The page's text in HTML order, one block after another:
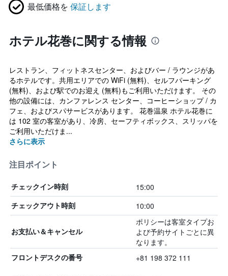
最低価格を 保証します
ホテル花巻に関する情報
レストラン、フィットネスセンター、およびバー / ラウンジがあ
るホテルです。共用エリアでの WiFi (無料)、セルフパーキング
(無料)、および駅でのお迎え (無料)もご利用いただけます。 その
他の設備には、カンファレンス センター、コーヒーショップ / カ
フェ、およびスパサービスがあります。 花巻温泉 ホテル花巻に
は 102 室の客室があり、冷房、セーフティボックス、スリッパを
ご利用いただけま...
さらに表示
注目ポイント
チェックイン時刻 15:00
チェックアウト時刻 10:00
お支払い＆キャンセル
ポリシーは客室タイプお
よび予約サイトごとに異
なります。
フロントデスクの番号 +81 198 372 111